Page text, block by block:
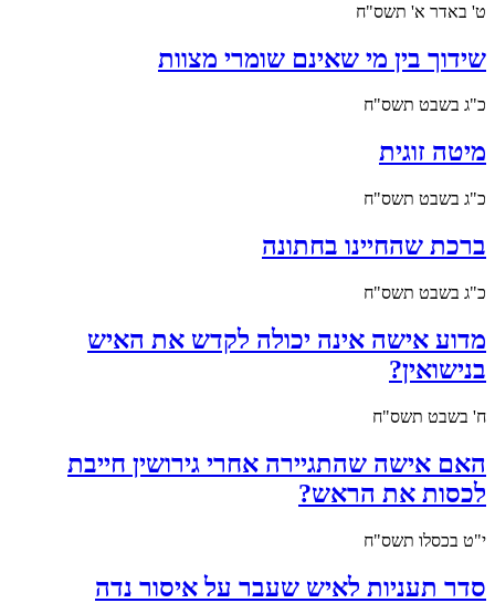
ט' באדר א' תשס"ח
שידוך בין מי שאינם שומרי מצוות
כ"ג בשבט תשס"ח
מיטה זוגית
כ"ג בשבט תשס"ח
ברכת שהחיינו בחתונה
כ"ג בשבט תשס"ח
מדוע אישה אינה יכולה לקדש את האיש
בנישואין?
ח' בשבט תשס"ח
האם אישה שהתגיירה אחרי גירושין חייבת
לכסות את הראש?
י"ט בכסלו תשס"ח
סדר תעניות לאיש שעבר על איסור נדה